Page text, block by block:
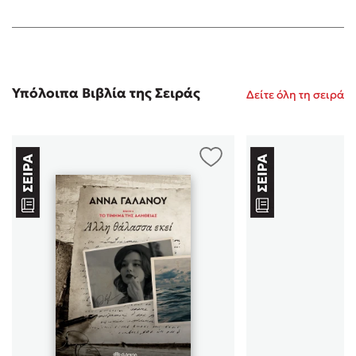
δικούς της τρόπους να πετάξει μακριά. " Ο Διονύσης
καρδιά του ή μήπως ετοιμάζεται να κάνει το
μεγαλύτερο λάθος της ζωής του; " Άνθρωποι με
άνυδρη καρδιά και χωρίς αισθήματα, μόνο
καταστροφές και συμφορές γεννούν και πρώτα
ενάντια στον εαυτό τους στρέφονται. Τον
καταστρέφουν, τον εξαφανίζουν και στη θέση του
χτίζουν μεθοδικά τον υπάνθρωπο. Αν νομίζεις πως εσύ
θα μπορέσεις να ξεφύγεις, να είσαι σίγουρος πως δεν
θα τα καταφέρεις. Δεν υπήρξε κάνεις ως τώρα που να
σώθηκε όταν έβαλε απέναντι τον ίδιο του τον εαυτό. "
Το πρώτο βιβλίο τελειώνει σ' ένα πολύ κομβικό
σημείο, αφήνοντας τον αναγνώστη σε μεγάλη αγωνία
Υπόλοιπα Βιβλία της Σειράς Δείτε όλη τη σειρά